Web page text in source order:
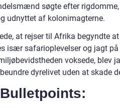
søgte efter
udnyttet af kolonimagterne.
at rejser til Afrika begyndte
især safarioplevelser og jagt på
voksede, blev
dyrelivet uden at skade